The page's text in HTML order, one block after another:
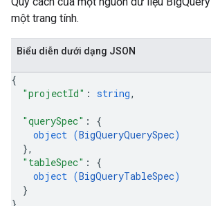
một trang tính.
Biểu diễn dưới dạng JSON
{
"projectId" : string,
"querySpec" : {
object (BigQueryQuerySpec)
},
"tableSpec" : {
object (BigQueryTableSpec)
}